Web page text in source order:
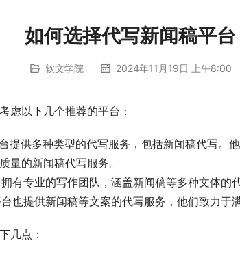
如何选择代写新闻稿平台
软文学院 2024年11月19日 上午8:00
虑以下几个推荐的平台：
提供多种类型的代写服务，包括新闻稿代写。
量的新闻稿代写服务。
有专业的写作团队，涵盖新闻稿等多种文体的
也提供新闻稿等文案的代写服务，他们致力于
几点：